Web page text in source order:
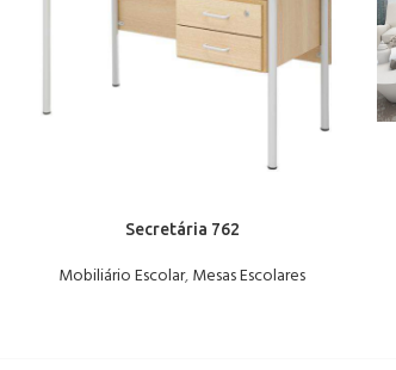
Secretária 762
Mobiliário Escolar,Mesas Escolares